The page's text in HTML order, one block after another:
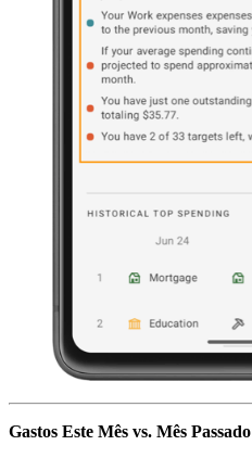
Gastos Este Mês vs. Mês Passado